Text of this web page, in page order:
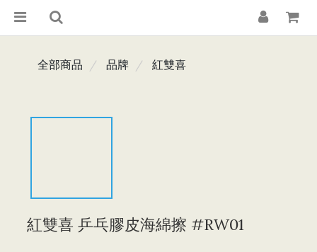
全部商品 品牌 紅雙喜
紅雙喜 乒乓膠皮海綿擦 #RW01